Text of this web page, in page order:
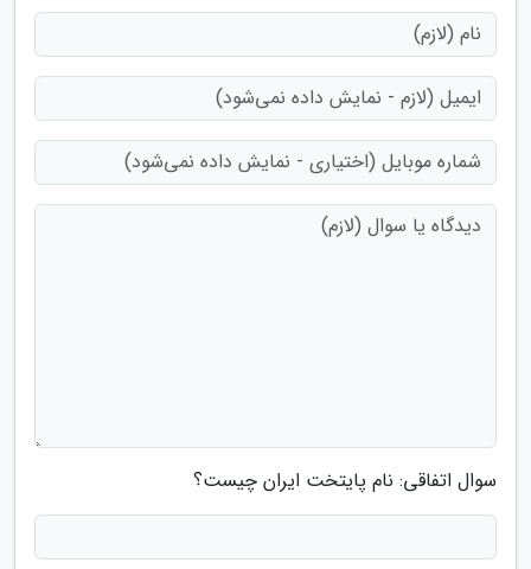
سوال اتفاقی: نام پایتخت ایران چیست؟